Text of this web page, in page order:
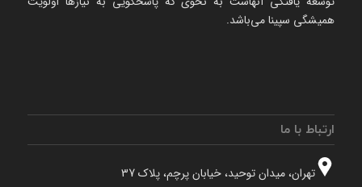
همیشگی سپینا می‌باشد.
ارتباط با ما
تهران، میدان توحید، خیابان پرچم، پلاک 37